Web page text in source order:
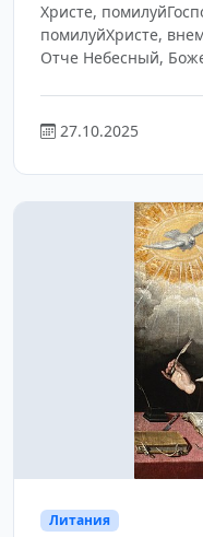
Христе,
помилуйХристе,
Отче Небесный,
27.10.2025
Литания